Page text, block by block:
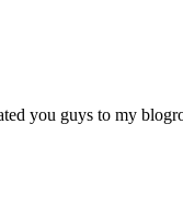
you guys to my